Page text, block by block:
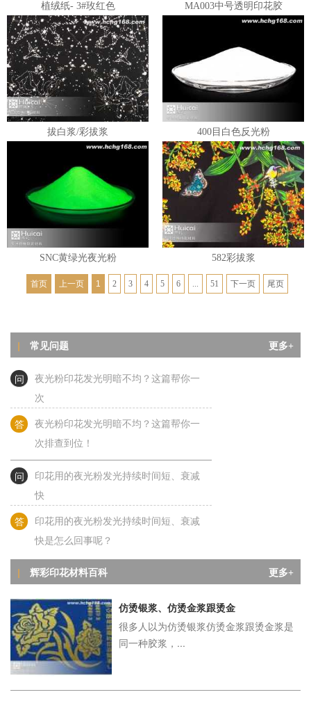
植绒纸- 3#玫红色 MA003中号透明印花胶
拔白浆/彩拔浆 400目白色反光粉
SNC黄绿光夜光粉 582彩拔浆
首页 上一页 1 2 3 4 5 6 ... 51 下一页 尾页
| 常见问题 更多+
夜光粉印刷后局部无光、断光？这6大元
凶你必须知道！
问
夜光粉印花发光明暗不均？这篇帮你一
答
夜光粉印花发光明暗不均？这篇帮你一
次排查到位！
问
印花用的夜光粉发光持续时间短、衰减
快
答
印花用的夜光粉发光持续时间短、衰减
快是怎么回事呢？
问 夜光粉发光亮度偏低是怎么回事？
答 夜光粉发光亮度偏低是怎么回事？
问
夜光粉印花关灯不发光？别急，答案都
在
| 辉彩印花材料百科 更多+
仿烫银浆、仿烫金浆跟烫金
很多人以为仿烫银浆仿烫金浆跟烫金浆是
同一种胶浆，...